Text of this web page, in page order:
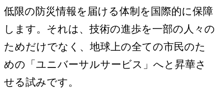
低限の防災情報を届ける体制を国際的に保障
します。それは、技術の進歩を一部の人々の
ためだけでなく、地球上の全ての市民のた
めの「ユニバーサルサービス」へと昇華さ
せる試みです。